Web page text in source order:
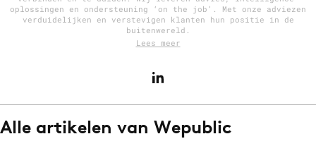
9 sept: GenAI-training
12 nov: MarketingLive!
oplossingen en ondersteuning ‘on the job’. Met onze adviezen
verduidelijken en verstevigen klanten hun positie in de
buitenwereld.
Lees meer
Alle artikelen van Wepublic